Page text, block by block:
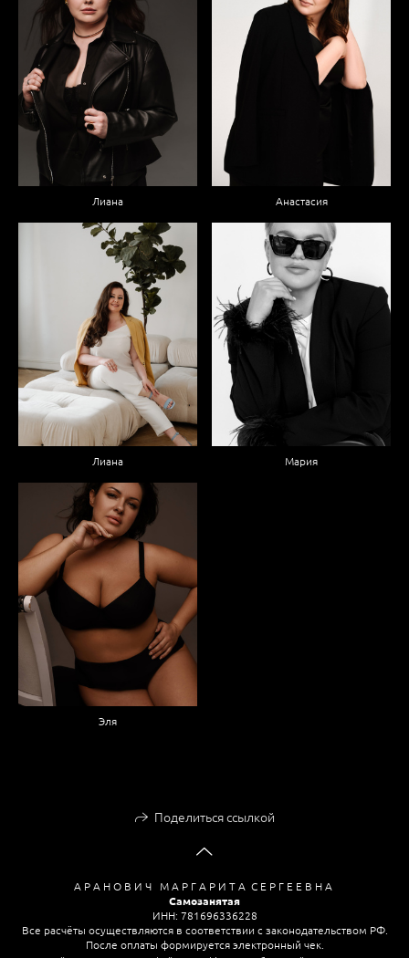
Лиана Анастасия
Лиана Мария
Эля
Поделиться ссылкой
А Р А Н О В И Ч М А Р Г А Р И Т А С Е Р Г Е Е В Н А
Самозанятая
ИНН: 781696336228
Все расчёты осуществляются в соответствии с законодательством РФ.
После оплаты формируется электронный чек.